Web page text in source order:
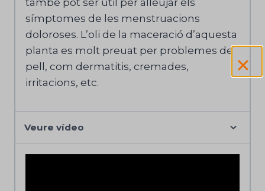
símptomes de les menstruacions
doloroses. L’oli de la maceració d’aquesta
planta es molt preuat per problemes de
pell, com dermatitis, cremades,
irritacions, etc.
Veure vídeo